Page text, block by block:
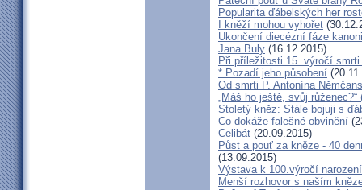
Popularita ďábelských her
I kněží mohou vyhořet
Ukončení diecézní fáze
Jana Buly (16.12.2015)
Při příležitosti 15. výročí
* Pozadí jeho působení
Od smrti P. Antonína
„Máš ho ještě, svůj
Stoletý kněz: Stále bojuji s
Co dokáže falešné obvinění
Celibát (20.09.2015)
Půst a pouť za kněze - 40
(13.09.2015)
Výstava k 100.výročí
Menší rozhovor s naším